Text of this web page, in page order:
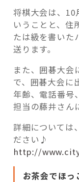
将棋大会は、10
いうことと、住
たは級を書いた
送ります。
また、囲碁大会
で、囲碁大会に
年齢、電話番号
担当の藤井さん
詳細については
ださい♪
http://
お茶会でほっ